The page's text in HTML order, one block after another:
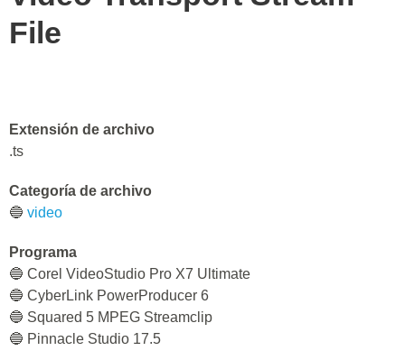
File
Extensión de archivo
.ts
Categoría de archivo
🔵 video
Programa
🔵 Corel VideoStudio Pro X7 Ultimate
🔵 CyberLink PowerProducer 6
🔵 Squared 5 MPEG Streamclip
🔵 Pinnacle Studio 17.5